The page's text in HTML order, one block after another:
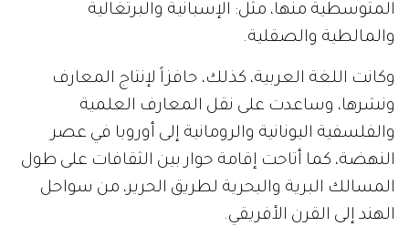
المتوسطية منها، مثل: الإسبانية والبرتغالية
والمالطية والصقلية.
وكانت اللغة العربية، كذلك، حافزاً لإنتاج المعارف
ونشرها، وساعدت على نقل المعارف العلمية
والفلسفية اليونانية والرومانية إلى أوروبا في عصر
النهضة، كما أتاحت إقامة حوار بين الثقافات على طول
المسالك البرية والبحرية لطريق الحرير، من سواحل
الهند إلى القرن الأفريقي.